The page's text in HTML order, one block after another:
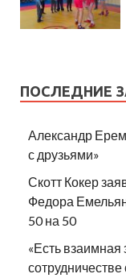
ПОСЛЕДНИЕ
Александр
с друзьями»
Скотт Кокер
Федора
50 на 50
«Есть взаимная